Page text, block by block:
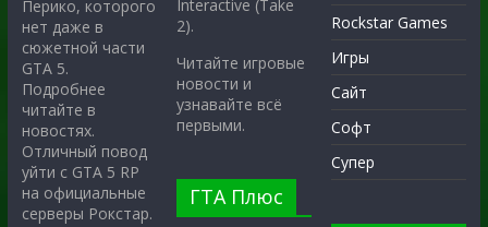
Перико, которого
нет даже в
сюжетной части
GTA 5.
Подробнее
читайте в
новостях.
Отличный повод
уйти с GTA 5 RP
на официальные
серверы Рокстар.
Interactive (Take
2).
Читайте игровые
новости и
узнавайте всё
первыми.
ГТА Плюс
Rockstar Games
Игры
Сайт
Софт
Супер